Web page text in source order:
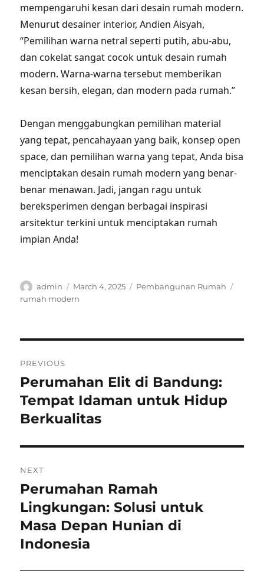
mempengaruhi kesan dari desain rumah modern.
Menurut desainer interior, Andien Aisyah,
“Pemilihan warna netral seperti putih, abu-abu,
dan cokelat sangat cocok untuk desain rumah
modern. Warna-warna tersebut memberikan
kesan bersih, elegan, dan modern pada rumah.”
Dengan menggabungkan pemilihan material
yang tepat, pencahayaan yang baik, konsep open
space, dan pemilihan warna yang tepat, Anda bisa
menciptakan desain rumah modern yang benar-
benar menawan. Jadi, jangan ragu untuk
bereksperimen dengan berbagai inspirasi
arsitektur terkini untuk menciptakan rumah
impian Anda!
Author
admin
Posted
on
March 4, 2025 Categories
Pembangunan Rumah
rumah modern
navigation
PREVIOUS
Previous
post:
Perumahan Elit di Bandung:
Tempat Idaman untuk Hidup
Berkualitas
NEXT
Next
post:
Perumahan Ramah
Lingkungan: Solusi untuk
Masa Depan Hunian di
Indonesia